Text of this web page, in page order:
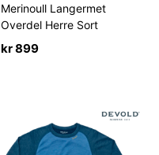
Merinoull Langermet
Overdel Herre Sort
kr899